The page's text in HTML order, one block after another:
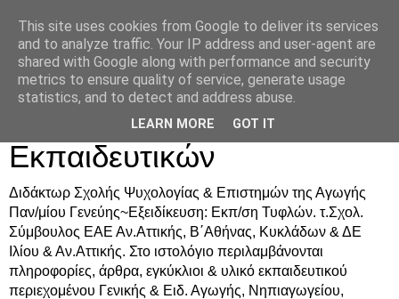
Δρ. Ράνια Χιουρέα-
Συμβουλευτική &
Υποστήριξη Γονέων &
Εκπαιδευτικών
Διδάκτωρ Σχολής Ψυχολογίας & Επιστημών της Αγωγής
Παν/μίου Γενεύης~Εξειδίκευση: Εκπ/ση Τυφλών. τ.Σχολ.
Σύμβουλος ΕΑΕ Αν.Αττικής, Β΄Αθήνας, Κυκλάδων & ΔΕ
Ιλίου & Αν.Αττικής. Στο ιστολόγιο περιλαμβάνονται
πληροφορίες, άρθρα, εγκύκλιοι & υλικό εκπαιδευτικού
περιεχομένου Γενικής & Ειδ. Αγωγής, Νηπιαγωγείου,
This site uses cookies from Google to deliver its services
and to analyze traffic. Your IP address and user-agent are
shared with Google along with performance and security
metrics to ensure quality of service, generate usage
statistics, and to detect and address abuse.
LEARN MORE GOT IT